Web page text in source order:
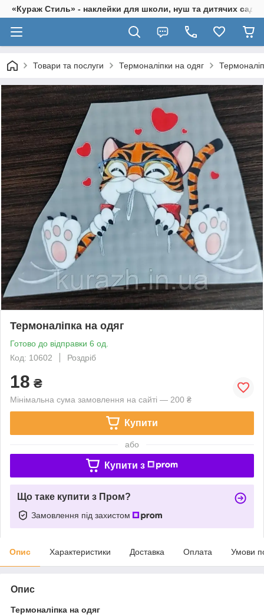
«Кураж Стиль» - наклейки для школи, нуш та дитячих
Товари та послуги Термоналіпки на одяг
Термоналіпка на одяг
Готово до відправки 6 од.
Код: 10602
Роздріб
18 ₴
Мінімальна сума замовлення на сайті — 200 ₴
Купити
або
Купити з
Що таке купити з Пром?
Замовлення під захистом
Опис Характеристики Доставка Оплата Умови
Опис
Термоналіпка на одяг